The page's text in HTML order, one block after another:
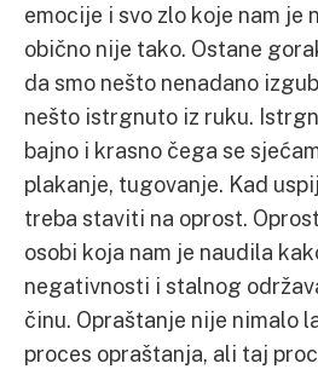
emocije i svo zlo koje nam je
obično nije tako. Ostane
da smo nešto nenadano
nešto istrgnuto iz ruku.
bajno i krasno čega se
plakanje, tugovanje. Kad
treba staviti na oprost.
osobi koja nam je naudila
negativnosti i stalnog
činu. Opraštanje nije nimalo
proces opraštanja, ali taj